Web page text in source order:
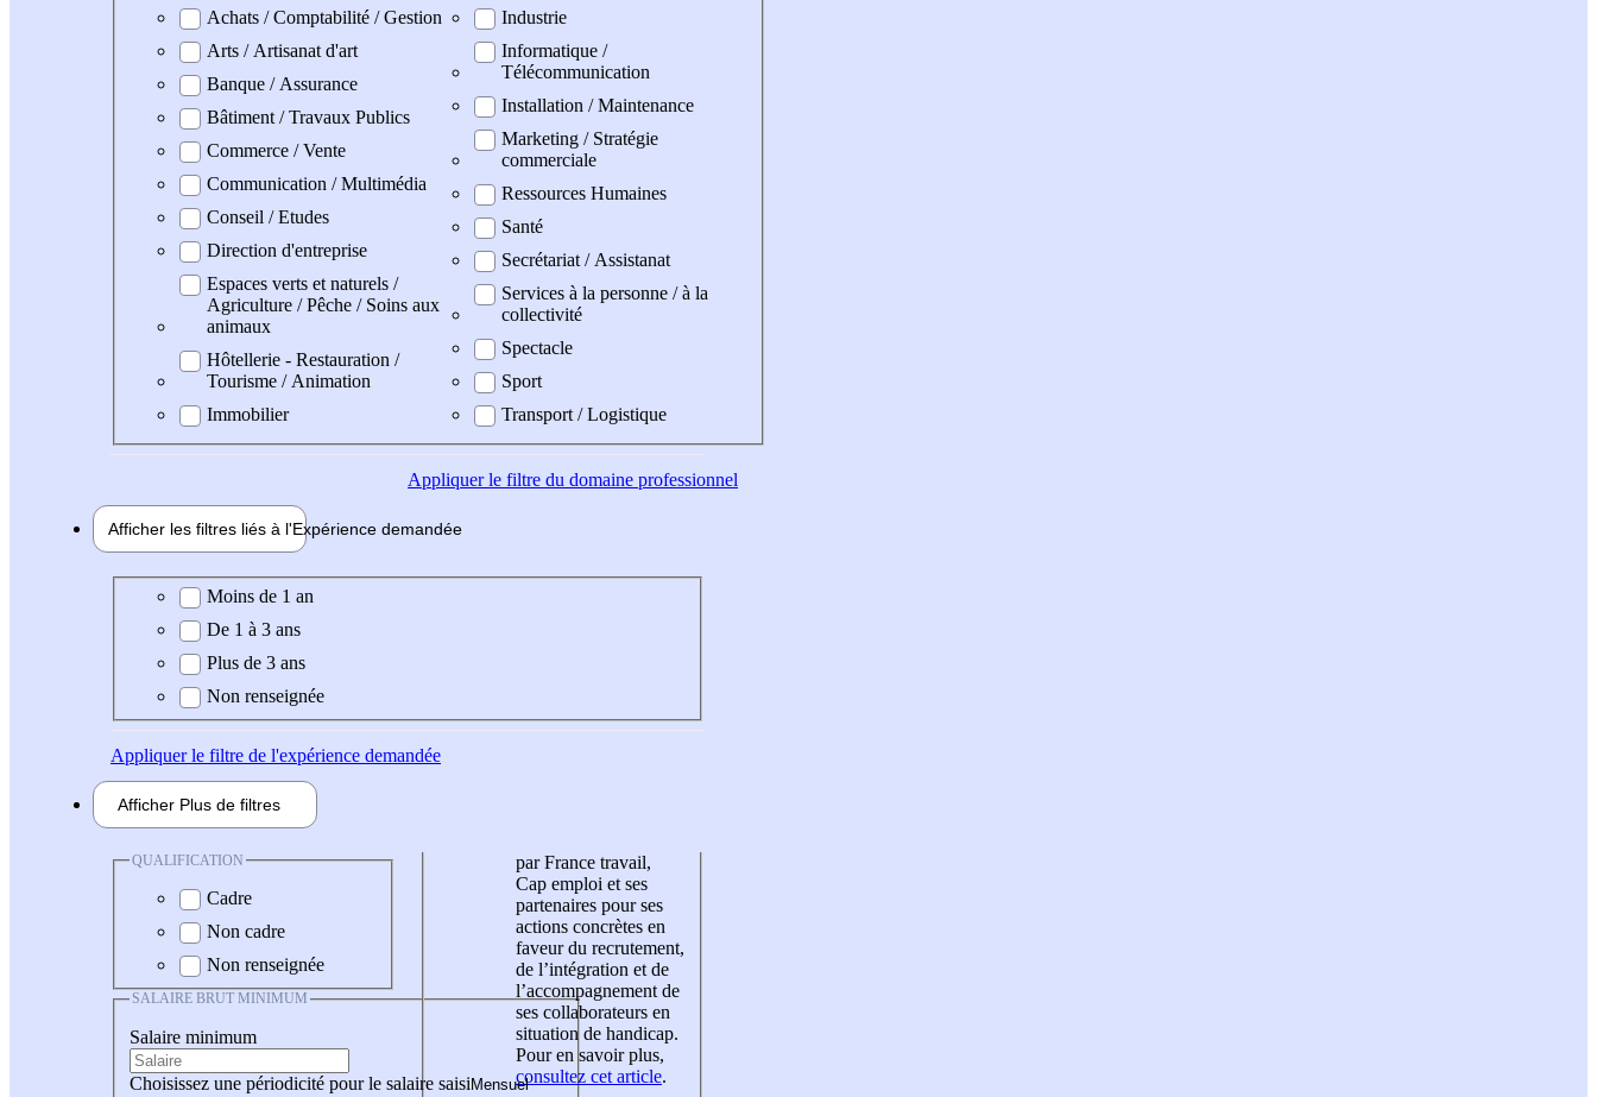
Domaine professionel
Achats / Comptabilité / Gestion
Arts / Artisanat d'art
Banque / Assurance
Bâtiment / Travaux Publics
Commerce / Vente
Communication / Multimédia
Conseil / Etudes
Direction d'entreprise
Espaces verts et naturels /
Agriculture / Pêche / Soins aux
animaux
Hôtellerie - Restauration /
Tourisme / Animation
Immobilier
Industrie
Informatique /
Télécommunication
Installation / Maintenance
Marketing / Stratégie
commerciale
Ressources Humaines
Santé
Secrétariat / Assistanat
Services à la personne / à la
collectivité
Spectacle
Sport
Transport / Logistique
Appliquerle filtre du domaine professionnel
Afficher les filtres liés à l'Expérience demandée
Expérience demandée
Moins de 1 an
De 1 à 3 ans
Plus de 3 ans
Non renseignée
Appliquerle filtre de l'expérience demandée
Afficher Plus de filtres
QUALIFICATION
Cadre
Non cadre
Non renseignée
SALAIRE BRUT MINIMUM
Salaire minimum
Choisissez une périodicité pour le salaire saisi
par France travail,
Cap emploi et ses
partenaires pour ses
actions concrètes en
faveur du recrutement,
de l’intégration et de
l’accompagnement de
ses collaborateurs en
situation de handicap.
Pour en savoir plus,
consultez cet article.